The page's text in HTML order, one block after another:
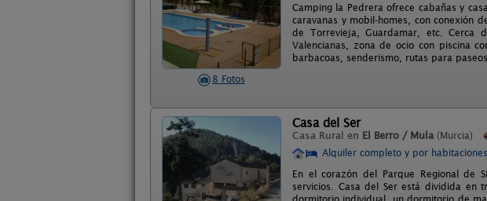
8 Fotos
Camping la Pedrera ofrece cabañas y
caravanas y mobil-homes, con conexión
de Torrevieja, Guardamar, etc. Cerca
Valencianas, zona de ocio con piscina
barbacoas, senderismo, rutas para
Casa del Ser
Casa Rural en El Berro / Mula (Murcia)
Alquiler completo y por habitaciones
En el corazón del Parque Regional de
servicios. Casa del Ser está dividida en
dormitorio individual, un dormitorio de